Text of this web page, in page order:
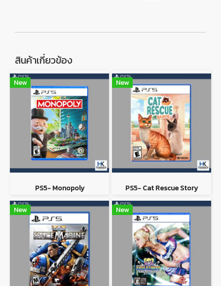
สินค้าเกี่ยวข้อง
New
PS5- Monopoly
New
PS5- Cat Rescue Story
New New